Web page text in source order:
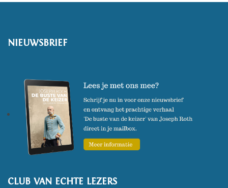
NIEUWSBRIEF
CLUB VAN ECHTE LEZERS